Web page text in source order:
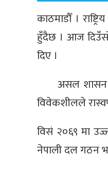
काठमाडौँ ।
हुँदैछ । आज दिउँसो
दिए ।
असल शासन
विवेकशीलले
विसं २०६९ मा
नेपाली दल गठन